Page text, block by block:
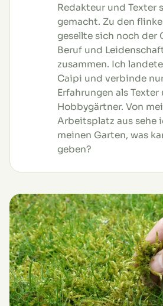
Redakteur und Texter
gemacht. Zu den
gesellte sich noch der
Beruf und
zusammen. Ich
Caipi und verbinde
Erfahrungen als Texter
Hobbygärtner. Von
Arbeitsplatz aus sehe
meinen Garten, was
geben?